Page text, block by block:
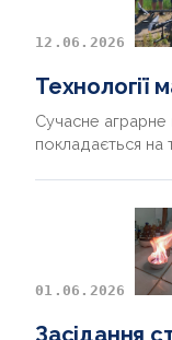
12.06.2026
Технології
Сучасне
покладається на
01.06.2026
Засідання